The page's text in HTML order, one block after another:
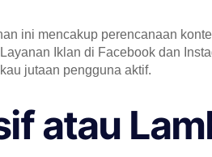
ini mencakup perencanaan
Iklan di Facebook dan
jutaan pengguna aktif.
atau